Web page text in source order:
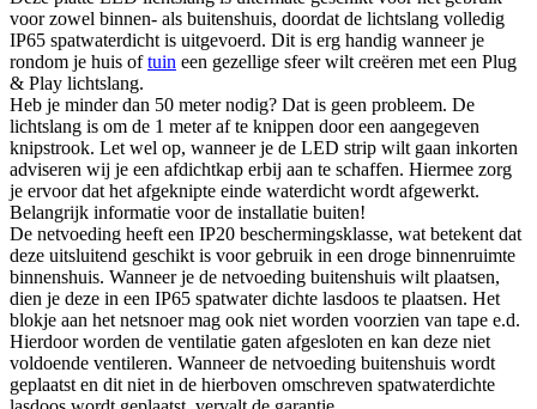
voor zowel binnen- als buitenshuis, doordat de lichtslang volledig
IP65 spatwaterdicht is uitgevoerd. Dit is erg handig wanneer je
rondom je huis oftuin een gezellige sfeer wilt creëren met een Plug
& Play lichtslang.
Heb je minder dan 50 meter nodig? Dat is geen probleem. De
lichtslang is om de 1 meter af te knippen door een aangegeven
knipstrook. Let wel op, wanneer je de LED strip wilt gaan inkorten
adviseren wij je een afdichtkap erbij aan te schaffen. Hiermee zorg
je ervoor dat het afgeknipte einde waterdicht wordt afgewerkt.
Belangrijk informatie voor de installatie buiten!
De netvoeding heeft een IP20 beschermingsklasse, wat betekent dat
deze uitsluitend geschikt is voor gebruik in een droge binnenruimte
binnenshuis. Wanneer je de netvoeding buitenshuis wilt plaatsen,
dien je deze in een IP65 spatwater dichte lasdoos te plaatsen. Het
blokje aan het netsnoer mag ook niet worden voorzien van tape e.d.
Hierdoor worden de ventilatie gaten afgesloten en kan deze niet
voldoende ventileren. Wanneer de netvoeding buitenshuis wordt
geplaatst en dit niet in de hierboven omschreven spatwaterdichte